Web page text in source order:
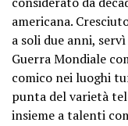
americana.
a soli due anni,
Guerra Mondiale
comico nei luoghi
punta del varietà
insieme a talenti